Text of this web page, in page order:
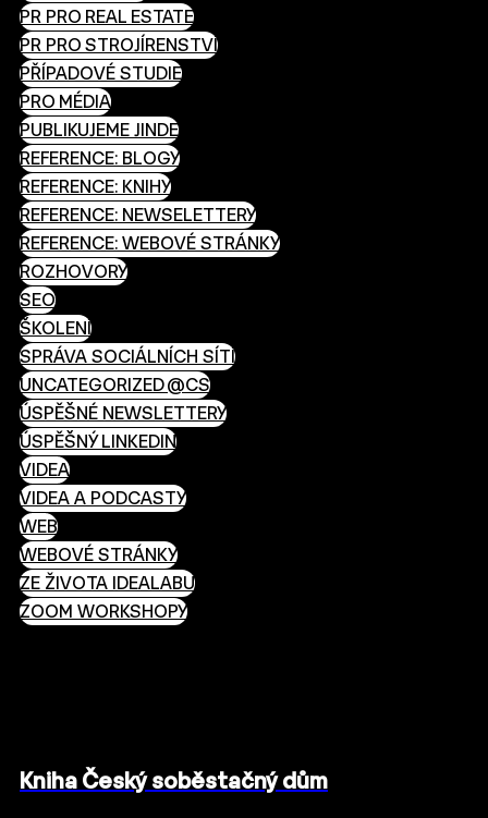
PR PRO REAL ESTATE
PR PRO STROJÍRENSTVÍ
PŘÍPADOVÉ STUDIE
PRO MÉDIA
PUBLIKUJEME JINDE
REFERENCE: BLOGY
REFERENCE: KNIHY
REFERENCE: NEWSELETTERY
REFERENCE: WEBOVÉ STRÁNKY
ROZHOVORY
SEO
ŠKOLENÍ
SPRÁVA SOCIÁLNÍCH SÍTÍ
UNCATEGORIZED @CS
ÚSPĚŠNÉ NEWSLETTERY
ÚSPĚŠNÝ LINKEDIN
VIDEA
VIDEA A PODCASTY
WEB
WEBOVÉ STRÁNKY
ZE ŽIVOTA IDEALABU
ZOOM WORKSHOPY
Kniha Český soběstačný dům